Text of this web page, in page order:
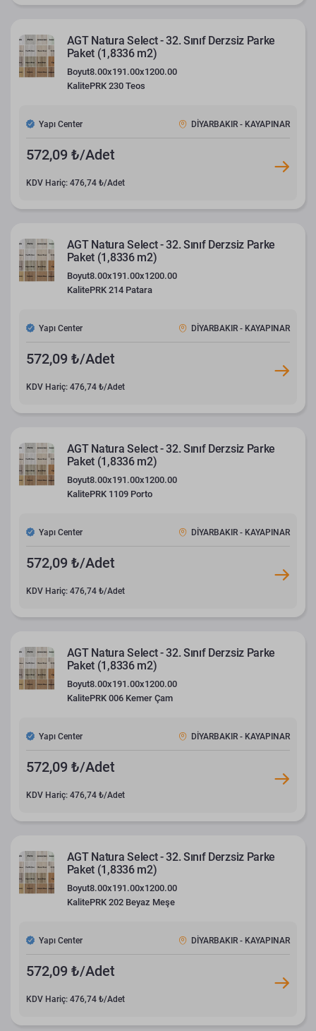
AGT Natura Select - 32. Sınıf Derzsiz Parke
Paket (1,8336 m2)
Boyut8.00x191.00x1200.00
KalitePRK 230 Teos
Yapı Center DİYARBAKIR - KAYAPINAR
572,09 ₺/Adet
KDV Hariç: 476,74 ₺/Adet
AGT Natura Select - 32. Sınıf Derzsiz Parke
Paket (1,8336 m2)
Boyut8.00x191.00x1200.00
KalitePRK 214 Patara
Yapı Center DİYARBAKIR - KAYAPINAR
572,09 ₺/Adet
KDV Hariç: 476,74 ₺/Adet
AGT Natura Select - 32. Sınıf Derzsiz Parke
Paket (1,8336 m2)
Boyut8.00x191.00x1200.00
KalitePRK 1109 Porto
Yapı Center DİYARBAKIR - KAYAPINAR
572,09 ₺/Adet
KDV Hariç: 476,74 ₺/Adet
AGT Natura Select - 32. Sınıf Derzsiz Parke
Paket (1,8336 m2)
Boyut8.00x191.00x1200.00
KalitePRK 006 Kemer Çam
Yapı Center DİYARBAKIR - KAYAPINAR
572,09 ₺/Adet
KDV Hariç: 476,74 ₺/Adet
AGT Natura Select - 32. Sınıf Derzsiz Parke
Paket (1,8336 m2)
Boyut8.00x191.00x1200.00
KalitePRK 202 Beyaz Meşe
Yapı Center DİYARBAKIR - KAYAPINAR
572,09 ₺/Adet
KDV Hariç: 476,74 ₺/Adet